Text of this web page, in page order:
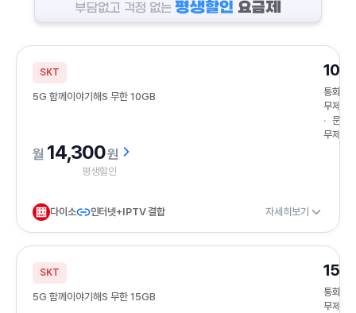
부담없고 걱정 없는 평생할인 요금제
SKT
5G 함께이야기해S 무한 10GB
통화
무제한
문자
무제한
14,300원
평생할인
다이소 인터넷+IPTV 결합 자세히보기
SKT
5G 함께이야기해S 무한 15GB
통화
무제한